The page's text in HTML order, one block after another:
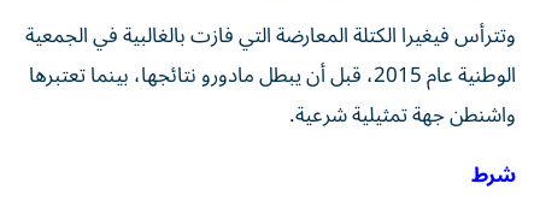
وتترأس فيغيرا الكتلة المعارضة التي فازت بالغالبية في الجمعية
الوطنية عام 2015، قبل أن يبطل مادورو نتائجها، بينما تعتبرها
واشنطن جهة تمثيلية شرعية.
شرط